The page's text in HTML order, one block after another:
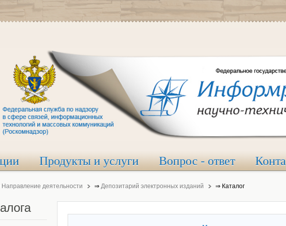
Продукты и услуги Вопрос - ответ
Направление деятельности ⇒ Депозитарий электронных изданий ⇒ Каталог